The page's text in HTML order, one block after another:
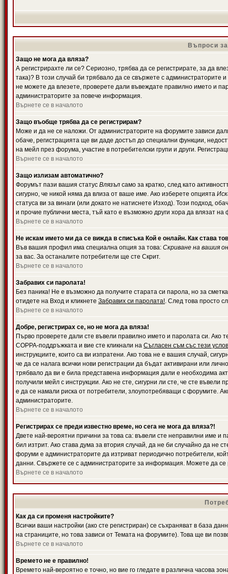
Въпроси
Защо не мога да вляза?
А регистрирахте ли се? Сериозно, трябва да се регистрирате, за да
така)? В този случай би трябвало да се свържете с администраторите
не можете да влезете, проверете дали въвеждате правилно името и
администраторите за повече информация.
Върнете се в началото
Защо въобще трябва да се регистрирам?
Може и да не се наложи. От администраторите на форумите зависи
обаче, регистрацията ще ви даде достъп до специални функции,
на мейл през форума, участие в потребителски групи и други.
Върнете се в началото
Защо излизам автоматично?
Форумът пази вашия статус Влязъл само за кратко, след като
сигурно, че никой няма да влиза от ваше име. Ако изберете опцията
статуса ви за винаги (или докато не натиснете Изход). Този подход,
и прочие публични места, тъй като е възможно други хора да влязат
Върнете се в началото
Не искам името ми да се вижда в списъка Кой е онлайн. Как става
Във вашия профил има специална опция за това: Скриване на вашия
за вас. За останалите потребители ще сте Скрит.
Върнете се в началото
Забравих си паролата!
Без паника! Не е възможно да получите старата си парола, но за
отидете на Вход и кликнете Забравих си паролата!. След това просто
Върнете се в началото
Добре, регистрирах се, но не мога да вляза!
Първо проверете дали сте въвели правилно името и паролата си. Ако
COPPA-поддръжката и вие сте кликнали на Съгласен съм със тези
инструкциите, които са ви изпратени. Ако това не е вашия случай,
че да се налага всички нови регистрации да бъдат активирани или
трябвало да ви е била представена информация дали е необходима
получили мейл с инструкции. Ако не сте, сигурни ли сте, че сте
е да се намали риска от потребители, злоупотребяващи с форумите.
администраторите.
Върнете се в началото
Регистрирах се преди известно време, но сега не мога да вляза?!
Двете най-вероятни причини за това са: въвели сте неправилни име и
бил изтрит. Ако става дума за втория случай, да не би случайно да
форуми е администраторите да изтриват периодично потребители,
данни. Свържете се с администраторите за информация. Можете да се
Върнете се в началото
Как да си променя настройките?
Всички ваши настройки (ако сте регистриран) се съхраняват в база
на страниците, но това зависи от Темата на форумите). Това ще ви
Върнете се в началото
Времето не е правилно!
Времето най-вероятно е точно, но вие го гледате в различна часова